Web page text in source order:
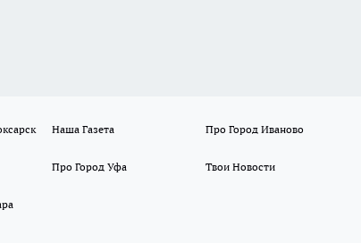
Наша Газета Про Город Иваново
Про Город Уфа Твои Новости